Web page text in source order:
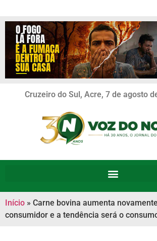
Cruzeiro do Sul, Acre, 7 de agosto
Início » Carne bovina aumenta
consumidor e a tendência será o